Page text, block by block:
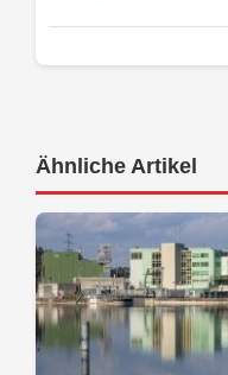
Ähnliche Artikel